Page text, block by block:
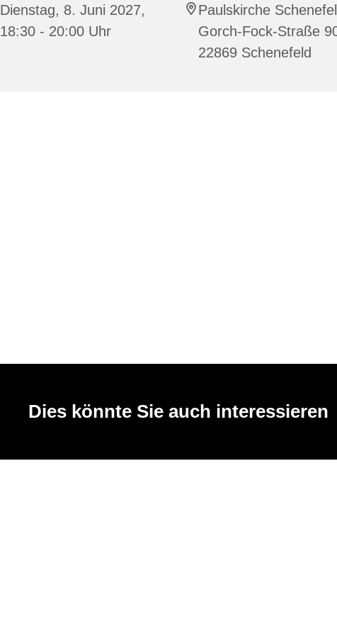
Dienstag, 8. Juni 2027,
18:30 - 20:00 Uhr
Paulskirche
Gorch-Fock-Straße
22869 Schenefeld
Dies könnte Sie auch interessieren